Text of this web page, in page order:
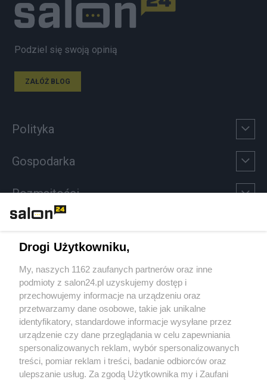
Podziel się swoją opinią
ZAŁÓŻ BLOG
Polityka
Gospodarka
Rozmaitości
Sport
Społeczeństwo
Kultura
X Facebook Instagram Youtube
Drogi Użytkowniku,
My, naszych 1162 zaufanych partnerów oraz inne
podmioty z salon24.pl uzyskujemy dostęp i
przechowujemy informacje na urządzeniu oraz
przetwarzamy dane osobowe, takie jak unikalne
identyfikatory, standardowe informacje wysyłane przez
urządzenie czy dane przeglądania w celu zapewniania
spersonalizowanych reklam, wybór spersonalizowanych
treści, pomiar reklam i treści, badanie odbiorców oraz
ulepszanie usług. Za zgodą Użytkownika my i Zaufani